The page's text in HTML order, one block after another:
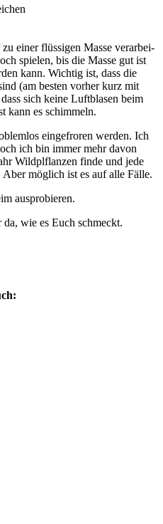
einer flüs­si­gen Mas­se ver­ar­bei­
spie­len, bis die Mas­se gut ist
kann. Wich­tig ist, dass die
(am bes­ten vor­her kurz mit
sich kei­ne Luft­bla­sen beim
kann es schimmeln.
ein­ge­fro­ren wer­den. Ich
ich bin immer mehr davon
Wild­plflan­zen fin­de und jede
mög­lich ist es auf alle Fälle.
ausprobieren.
wie es Euch schmeckt.